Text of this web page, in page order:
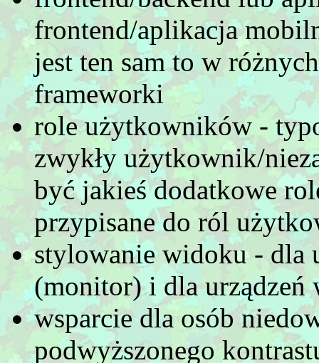
frontend/aplikacja
jest ten sam to w
frameworki
role użytkowników -
zwykły użytkownik/
być jakieś dodatkowe
przypisane do ról
stylowanie widoku - dla
(monitor) i dla urządzeń
wsparcie dla osób
podwyższonego